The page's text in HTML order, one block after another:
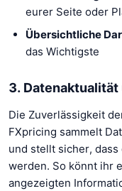
eurer Seite oder
Übersichtliche
das Wichtigste
3.
Die Zuverlässigkeit
FXpricing sammelt
und stellt sicher,
werden. So könnt ihr
angezeigten